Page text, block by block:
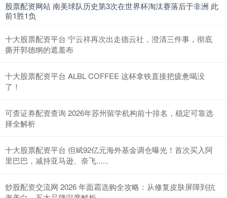
股票配资网站 南美球队历史第3次在世界杯淘汰赛落后于非洲 此
前1胜1负
十大股票配资平台 宁云祥再次出走德云社，澄清三件事，彻底
撕开郭德纲的遮羞布
十大股票配资平台 ALBL COFFEE 这杯拿铁直接把疲惫喝没
了！
可查证券配资查询 2026年苏州留学机构前十排名，稳定可靠选
择全解析
十大股票配资平台 但斌92亿元海外基金调仓曝光！首次买入阿
里巴巴，减持亚马逊、奈飞......
炒股配资交流网 2026 年面霜选购全攻略：从修复皮肤屏障到抗